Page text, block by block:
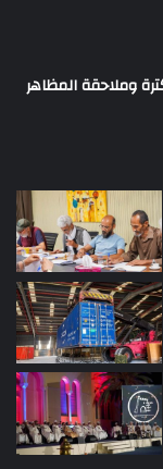
وملاحقة المظاهر